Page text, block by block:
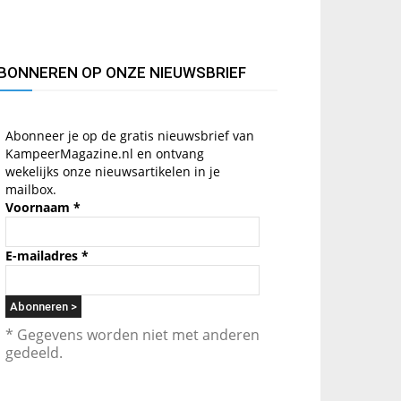
OP ONZE NIEUWSBRIEF
Abonneer je op de gratis nieuwsbrief van
KampeerMagazine.nl en ontvang
wekelijks onze nieuwsartikelen in je
mailbox.
Voornaam *
E-mailadres *
* Gegevens worden niet met anderen
gedeeld.